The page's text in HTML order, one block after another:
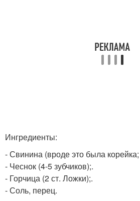
Ингредиенты:
- Свинина (вроде это была корейка;
- Чеснок (4-5 зубчиков);.
- Горчица (2 ст. Ложки);.
- Соль, перец.